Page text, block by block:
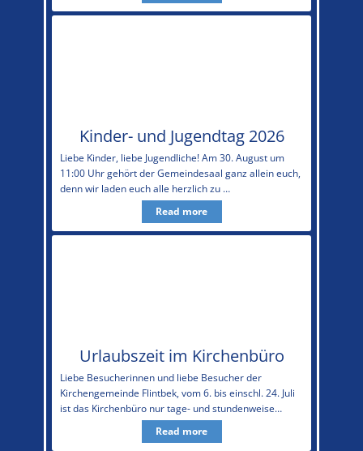
Kinder- und Jugendtag 2026
Liebe Kinder, liebe Jugendliche! Am 30. August um
11:00 Uhr gehört der Gemeindesaal ganz allein euch,
denn wir laden euch alle herzlich zu …
Read more
Urlaubszeit im Kirchenbüro
Liebe Besucherinnen und liebe Besucher der
Kirchengemeinde Flintbek, vom 6. bis einschl. 24. Juli
ist das Kirchenbüro nur tage- und stundenweise…
Read more